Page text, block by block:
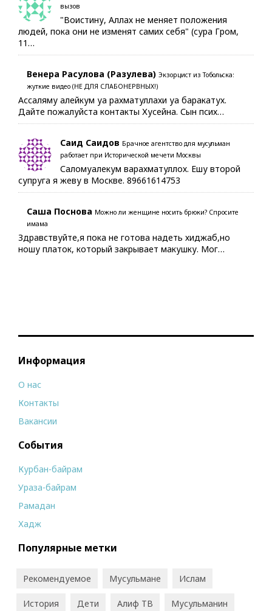
вызов
"Воистину, Аллах не меняет положения
людей, пока они не изменят самих себя" (сура Гром,
11…
Венера Расулова (Разулева) Экзорцист из Тобольска:
жуткие видео (НЕ ДЛЯ СЛАБОНЕРВНЫХ!)
Ассаляму алейкум уа рахматуллахи уа баракатух.
Дайте пожалуйста контакты Хусейна. Сын псих…
Саид Саидов Брачное агентство для мусульман
работает при Исторической мечети Москвы
Саломуалекум варахматуллох. Ешу второй
супруга я жеву в Москве. 89661614753
Саша Поснова Можно ли женщине носить брюки? Спросите
имама
Здравствуйте,я пока не готова надеть хиджаб,но
ношу платок, который закрывает макушку. Мог…
Информация
О нас
Контакты
Вакансии
События
Курбан-байрам
Ураза-байрам
Рамадан
Хадж
Популярные метки
Рекомендуемое Мусульмане Ислам
История Дети Алиф ТВ Мусульманин